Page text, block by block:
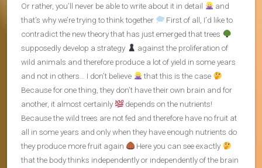
Or rather, you’ll never be able to write about it in detail
and
that’s why we’re trying to think together
First of all, I’d like to
contradict the new theory that has just emerged that trees
supposedly develop a strategy
against the proliferation of
wild animals and therefore produce a lot of yield in some years
and not in others… I don’t believe
that this is the case
Because for one thing, they don’t have their own brain and for
another, it almost certainly
depends on the nutrients!
Because the wild trees are not fed and therefore have no fruit at
all in some years and only when they have enough nutrients do
they produce more fruit again
Here you can see exactly
that the body thinks independently or independently of the brain